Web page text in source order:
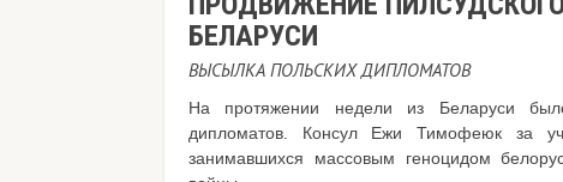
БЕЛАРУСИ
ВЫСЫЛКА ПОЛЬСКИХ ДИПЛОМАТОВ
На протяжении недели из Беларуси
дипломатов. Консул Ежи Тимофеюк за
занимавшихся массовым геноцидом